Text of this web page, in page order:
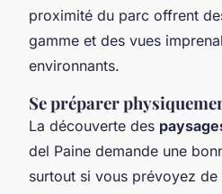
proximité du parc offrent
gamme et des vues
environnants.
Se préparer
La découverte des
del Paine demande une
surtout si vous prévoyez